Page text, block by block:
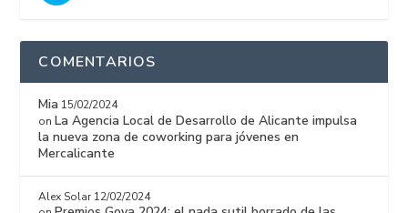
COMENTARIOS
Mia 15/02/2024
onLa Agencia Local de Desarrollo de Alicante impulsa
la nueva zona de coworking para jóvenes en
Mercalicante
Alex Solar 12/02/2024